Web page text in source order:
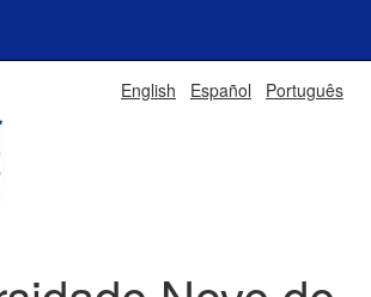
English Español Português